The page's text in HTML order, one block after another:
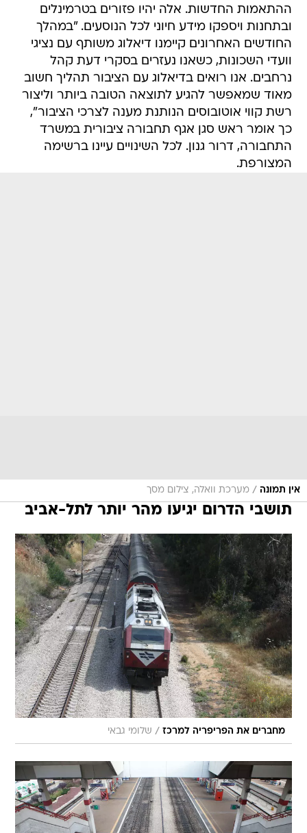
ההתאמות החדשות. אלה יהיו פזורים בטרמינלים
ובתחנות ויספקו מידע חיוני לכל הנוסעים. "במהלך
החודשים האחרונים קיימנו דיאלוג משותף עם נציגי
וועדי השכונות, כשאנו נעזרים בסקרי דעת קהל
נרחבים. אנו רואים בדיאלוג עם הציבור תהליך חשוב
מאוד שמאפשר להגיע לתוצאה הטובה ביותר וליצור
רשת קווי אוטובוסים הנותנת מענה לצרכי הציבור",
כך אומר ראש סגן אגף תחבורה ציבורית במשרד
התחבורה, דרור גנון. לכל השינויים עיינו ברשימה
המצורפת.
אין תמונה / מערכת וואלה, צילום מסך
תושבי הדרום יגיעו מהר יותר לתל-אביב
מחברים את הפריפריה למרכז / שלומי גבאי